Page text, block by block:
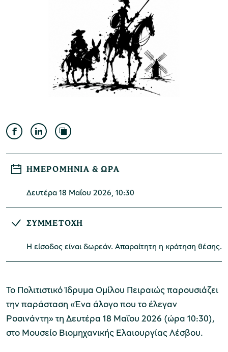
Μουσείο Ελιάς και Ελληνικού Λαδιού
Λέσβου
Μουσείο Πλινθοκεραμοποιίας N. & Σ.
Τσαλαπάτα
Μουσείο Περιβάλλοντος Στυμφαλίας
ΗΜΕΡΟΜΗΝΊΑ & ΏΡΑ
Δευτέρα 18 Μαΐου 2026, 10:30
ΣΥΜΜΕΤΟΧΗ
Η είσοδος είναι δωρεάν. Απαραίτητη η κράτηση θέσης.
Το Πολιτιστικό Ίδρυμα Ομίλου Πειραιώς παρουσιάζει
την παράσταση «Ένα άλογο που το έλεγαν
Ροσινάντη» τη Δευτέρα 18 Μαΐου 2026 (ώρα 10:30),
στο Μουσείο Βιομηχανικής Ελαιουργίας Λέσβου.